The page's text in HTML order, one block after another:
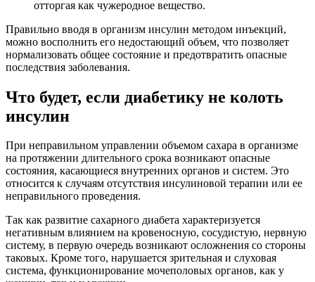
отторгая как чужеродное вещество.
Правильно вводя в организм инсулин методом инъекций,
можно восполнить его недостающий объем, что позволяет
нормализовать общее состояние и предотвратить опасные
последствия заболевания.
Что будет, если диабетику не колоть
инсулин
При неправильном управлении объемом сахара в организме
на протяжении длительного срока возникают опасные
состояния, касающиеся внутренних органов и систем. Это
относится к случаям отсутствия инсулиновой терапии или ее
неправильного проведения.
Так как развитие сахарного диабета характеризуется
негативным влиянием на кровеносную, сосудистую, нервную
систему, в первую очередь возникают осложнения со стороны
таковых. Кроме того, нарушается зрительная и слуховая
система, функционирование мочеполовых органов, как у